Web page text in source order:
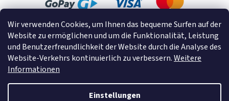
Wir verwenden Cookies, um Ihnen das bequeme Surfen auf der
Website zu ermöglichen und um die Funktionalität, Leistung
und Benutzerfreundlichkeit der Website durch die Analyse des
Website-Verkehrs kontinuierlich zu verbessern.Weitere
Informationen
Einstellungen
Lageplan
Cookies